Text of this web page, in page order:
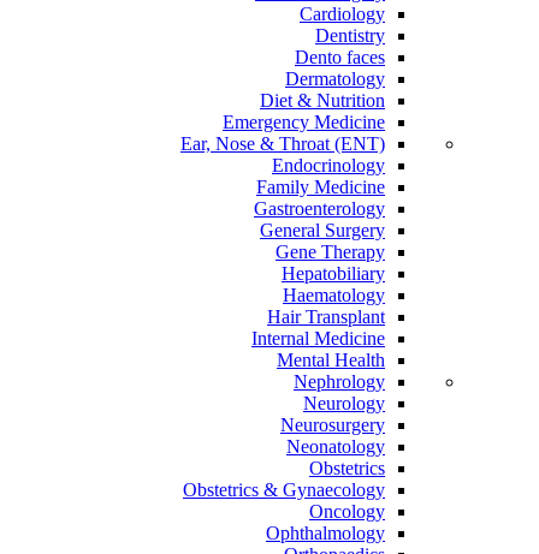
Cardiology
Dentistry
Dento faces
Dermatology
Diet & Nutrition
Emergency Medicine
Ear, Nose & Throat (ENT)
Endocrinology
Family Medicine
Gastroenterology
General Surgery
Gene Therapy
Hepatobiliary
Haematology
Hair Transplant
Internal Medicine
Mental Health
Nephrology
Neurology
Neurosurgery
Neonatology
Obstetrics
Obstetrics & Gynaecology
Oncology
Ophthalmology